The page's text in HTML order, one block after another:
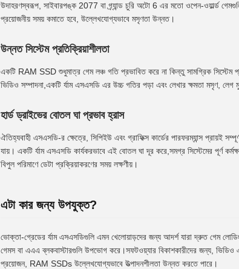
উদাহরণস্বরূপ, সাইবারপঙ্ক 2077 বা গ্র্যান্ড চুরি অটো 6 এর মতো ওপেন-ওয়ার্ল্ড
প্রয়োজনীয় সময় কমাতে হবে, উল্লেখযোগ্যভাবে মসৃণতা উন্নত।
উন্নত সিস্টেম প্রতিক্রিয়াশীলতা
একটি RAM SSD শুধুমাত্র গেম লঞ্চ গতি প্রভাবিত করে না কিন্তু সামগ্রিক সিস্টেম
ভিডিও সম্পাদনা,একটি র্যাম এসএসডি এর উচ্চ গতির পড়া এবং লেখার ক্ষমতা মসৃণ,
হার্ড ড্রাইভের বোতল ঘা প্রভাব হ্রাস
ঐতিহ্যবাহী এসএসডি-র ক্ষেত্রে, সিপিইউ এবং গ্রাফিক্স কার্ডের পারফরম্যান্স প্রায়ই
যায়। একটি র্যাম এসএসডি কার্যকরভাবে এই বোতল ঘা দূর করে,সমগ্র সিস্টেমের পূর্ণ
বিপুল পরিমাণে ডেটা প্রক্রিয়াকরণের সময় লক্ষণীয়।
এটা কার জন্য উপযুক্ত?
ভোক্তা-গ্রেডের র্যাম এসএসডিগুলি এমন খেলোয়াড়দের জন্য আদর্শ যারা দ্রুত গেম
গেমস বা এএএ ব্লকবাস্টারগুলি উপভোগ করে।সফটওয়্যার বিকাশকারীদের জন্য, ভিডিও
প্রয়োজন, RAM SSDs উল্লেখযোগ্যভাবে উত্পাদনশীলতা উন্নত করতে পারে।